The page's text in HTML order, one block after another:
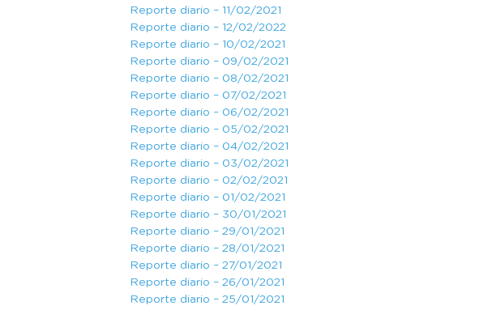
Reporte diario – 11/02/2021
Reporte diario – 12/02/2022
Reporte diario – 10/02/2021
Reporte diario – 09/02/2021
Reporte diario – 08/02/2021
Reporte diario – 07/02/2021
Reporte diario – 06/02/2021
Reporte diario – 05/02/2021
Reporte diario – 04/02/2021
Reporte diario – 03/02/2021
Reporte diario – 02/02/2021
Reporte diario – 01/02/2021
Reporte diario – 30/01/2021
Reporte diario – 29/01/2021
Reporte diario – 28/01/2021
Reporte diario – 27/01/2021
Reporte diario – 26/01/2021
Reporte diario – 25/01/2021